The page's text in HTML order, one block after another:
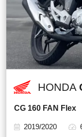
HONDA
CG 160 FAN Flex
2019/2020